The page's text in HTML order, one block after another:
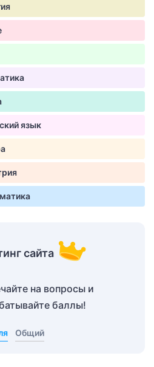
язык
сайта
на вопросы и
баллы!
Общий